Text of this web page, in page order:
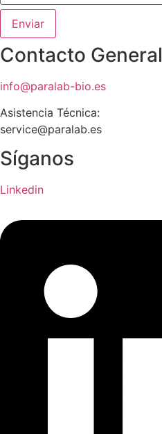
Enviar
Contacto General
info@paralab-bio.es
Asistencia Técnica:
service@paralab.es
Síganos
Linkedin